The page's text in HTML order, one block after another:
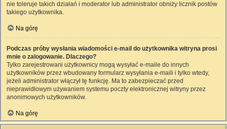
nie toleruje takich działań i moderator lub administrator obniży licznik postów
takiego użytkownika.
Na górę
Podczas próby wysłania wiadomości e-mail do użytkownika witryna prosi
mnie o zalogowanie. Dlaczego?
Tylko zarejestrowani użytkownicy mogą wysyłać e-maile do innych
użytkowników przez wbudowany formularz wysyłania e-maili i tylko wtedy,
jeżeli administrator włączył tę funkcję. Ma to zabezpieczać przed
nieprawidłowym używaniem systemu poczty elektronicznej witryny przez
anonimowych użytkowników.
Na górę